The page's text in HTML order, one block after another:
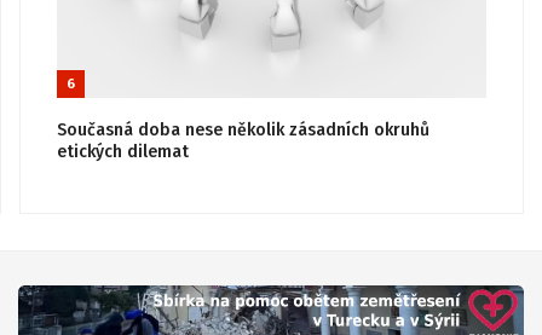
6
Současná doba nese několik zásadních okruhů
etických dilemat